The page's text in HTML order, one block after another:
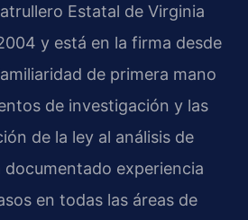
Estatal de Virginia
y está en la firma desde
de primera mano
de investigación y las
de la ley al análisis de
documentado experiencia
en todas las áreas de